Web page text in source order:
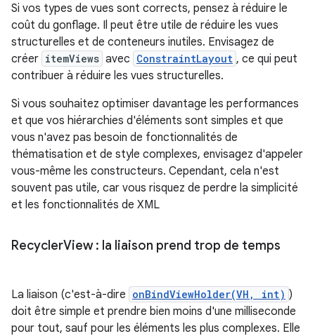
Si vos types de vues sont corrects, pensez à réduire le
coût du gonflage. Il peut être utile de réduire les vues
structurelles et de conteneurs inutiles. Envisagez de
créer itemViews avec ConstraintLayout , ce qui peut
contribuer à réduire les vues structurelles.
Si vous souhaitez optimiser davantage les performances
et que vos hiérarchies d'éléments sont simples et que
vous n'avez pas besoin de fonctionnalités de
thématisation et de style complexes, envisagez d'appeler
vous-même les constructeurs. Cependant, cela n'est
souvent pas utile, car vous risquez de perdre la simplicité
et les fonctionnalités de XML
RecyclerView : la liaison prend trop de temps
La liaison (c'est-à-dire onBindViewHolder(VH, int) )
doit être simple et prendre bien moins d'une milliseconde
pour tout, sauf pour les éléments les plus complexes. Elle